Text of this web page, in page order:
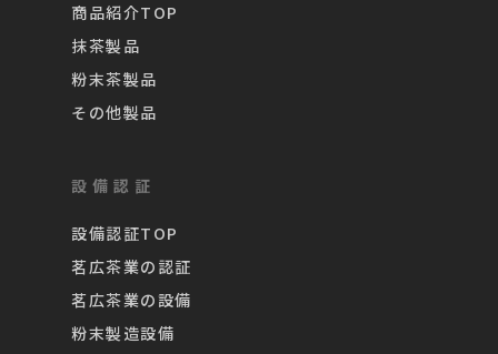
商品紹介TOP
抹茶製品
粉末茶製品
その他製品
設備認証
設備認証TOP
茗広茶業の認証
茗広茶業の設備
粉末製造設備